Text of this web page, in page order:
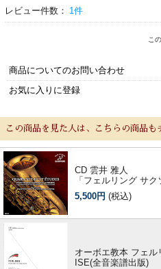
レビュー件数： 1件
こ
商品についてのお問い合わせ
お気に入りに登録
この商品を見た人は、こちらの商品も
CD 雲井 雅人
「フェルリング サ
5,500円 (税込)
オーボエ教本 フェ
ISE(全音楽譜出版)